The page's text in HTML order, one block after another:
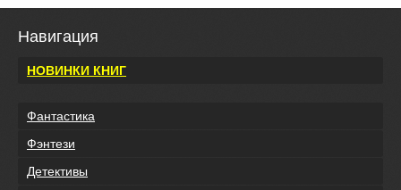
Навигация
НОВИНКИ КНИГ
Фантастика
Фэнтези
Детективы